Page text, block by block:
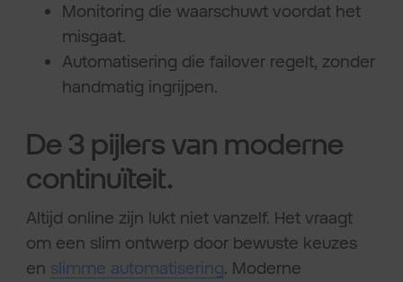
Monitoring die waarschuwt voordat het
misgaat.
Automatisering die failover regelt, zonder
handmatig ingrijpen.
De 3 pijlers van moderne
continuïteit.
Altijd online zijn lukt niet vanzelf. Het vraagt
om een slim ontwerp door bewuste keuzes
en slimme automatisering. Moderne